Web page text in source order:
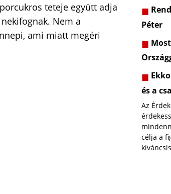
teteje együtt adja
Nem a
ami miatt megéri
Péter
és a
Az
célja a